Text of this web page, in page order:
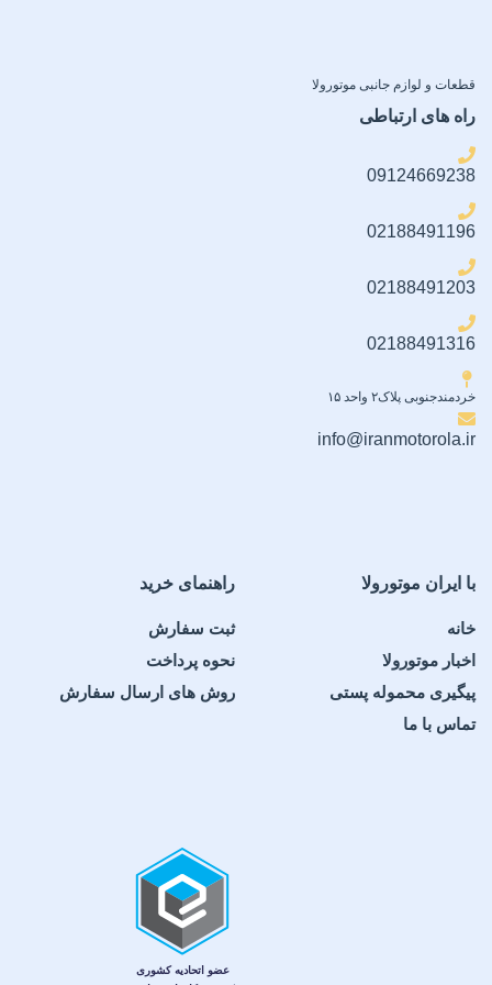
قطعات و لوازم جانبی موتورولا
راه های ارتباطی
09124669238
02188491196
02188491203
02188491316
خردمندجنوبی پلاک۲ واحد ۱۵
info@iranmotorola.ir
با ایران موتورولا
خانه
اخبار موتورولا
پیگیری محموله پستی
تماس با ما
راهنمای خرید
ثبت سفارش
نحوه پرداخت
روش های ارسال سفارش